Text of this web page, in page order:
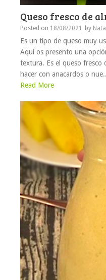
Queso fresco de
Posted on 18/08/2021 by
Es un tipo de queso muy
Aquí os presento una
textura. Es el queso fresco
hacer con anacardos o
Read More